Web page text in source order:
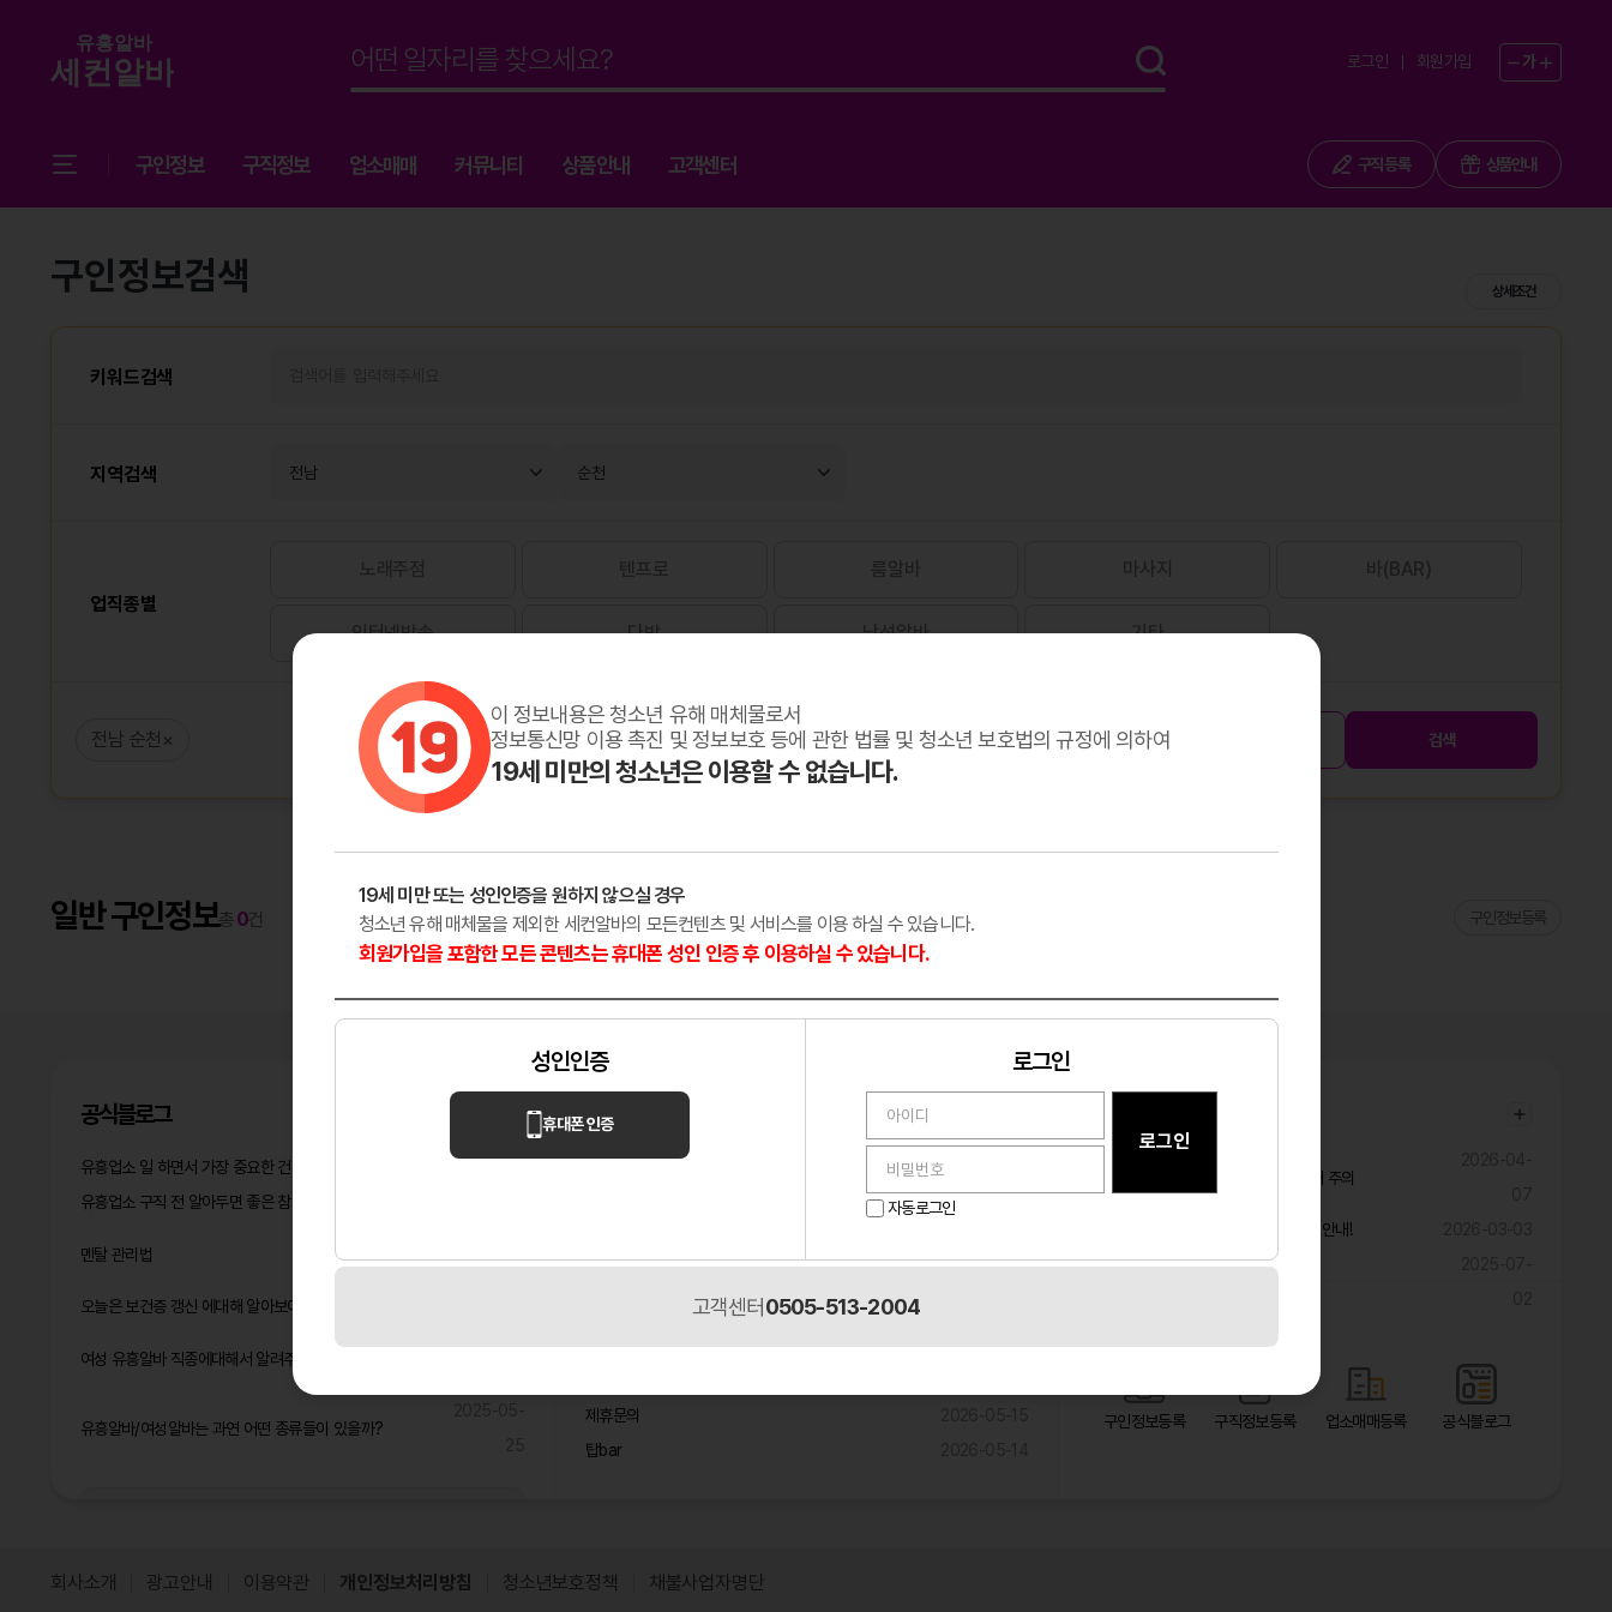
로그인 회원가입 가
구인정보 구직정보 업소매매 커뮤니티 상품안내 고객센터 구직 등록 상품안내
구인정보검색 상세조건
키워드검색
지역검색
업직종별
노래주점 텐프로 룸알바 마사지 바(BAR)
인터넷방송 다방 남성알바 기타
검색
전남 순천 ×
일반 구인정보총0건 구인정보등록
공식블로그
유흥업소 일 하면서 가장 중요한 건 멘탈 관리다
유흥업소 구직 전 알아두면 좋은 참고사항
멘탈 관리법
05
오늘은 보건증 갱신 에대해 알아보아요^^
유흥알바/여성알바는 과연 어떤 종류들이 있을까?
언니들 이야기
퇴근 30분 전 들어온 손님 하나 때문에 멘탈 나간 밤
2026-05-14
알바하다가 단골 생겼는데, 이게 맞나 싶었던 이야기
2026-05-10
02
제휴문의
탑bar
불법ㆍ과장 구인광고 및 취업사기 피해 주의
구직자 대상 해외 취업 관련 피해 예방 안내!
구인정보등록 구직정보등록 업소매매등록 공식블로그
회사소개 광고안내 이용약관 개인정보처리방침 청소년보호정책 채불사업자명단
이 정보내용은 청소년 유해 매체물로서
정보통신망 이용 촉진 및 정보보호 등에 관한 법률 및 청소년 보호법의 규정에 의하여
19세 미만의 청소년은 이용할 수 없습니다.
19세 미만 또는 성인인증을 원하지 않으실 경우
청소년 유해 매체물을 제외한 세컨알바의 모든컨텐츠 및 서비스를 이용 하실 수 있습니다.
회원가입을 포함한 모든 콘텐츠는 휴대폰 성인 인증 후 이용하실 수 있습니다.
성인인증
휴대폰 인증
로그인
자동로그인
고객센터0505-513-2004